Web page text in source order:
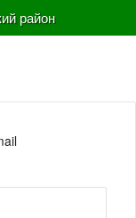
район